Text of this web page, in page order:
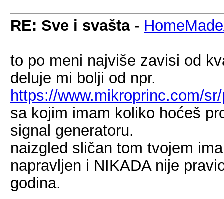
RE: Sve i svašta-
to po meni najviše zavisi od
deluje mi bolji od npr.
https://www.mikroprinc.com/
sa kojim imam koliko hoćeš
signal generatoru.
naizgled sličan tom tvojem
napravljen i NIKADA nije
godina.